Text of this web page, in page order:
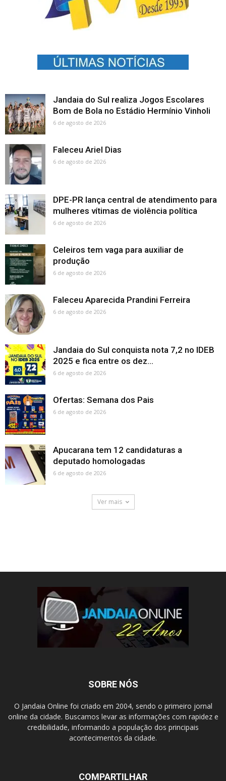
Jandaia do Sul realiza Jogos Escolares
Bom de Bola no Estádio Hermínio Vinholi
6 de agosto de 2026
Faleceu Ariel Dias
6 de agosto de 2026
DPE-PR lança central de atendimento para
mulheres vítimas de violência política
6 de agosto de 2026
Celeiros tem vaga para auxiliar de
produção
6 de agosto de 2026
Faleceu Aparecida Prandini Ferreira
6 de agosto de 2026
Jandaia do Sul conquista nota 7,2 no IDEB
2025 e fica entre os dez...
6 de agosto de 2026
Ofertas: Semana dos Pais
6 de agosto de 2026
Apucarana tem 12 candidaturas a
deputado homologadas
6 de agosto de 2026
Ver mais
SOBRE NÓS
O Jandaia Online foi criado em 2004, sendo o primeiro jornal
online da cidade. Buscamos levar as informações com rapidez e
credibilidade, informando a população dos principais
acontecimentos da cidade.
COMPARTILHAR